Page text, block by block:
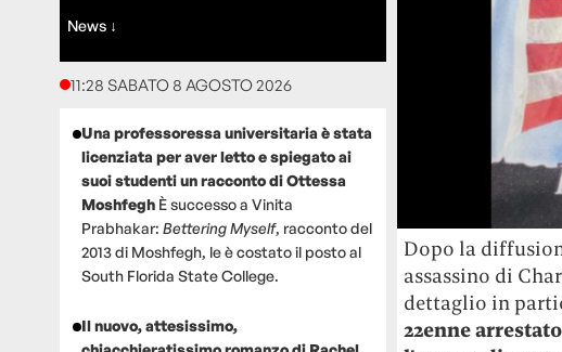
News ↓
11:28 SABATO 8 AGOSTO 2026
Una professoressa universitaria è stata
licenziata per aver letto e spiegato ai
suoi studenti un racconto di Ottessa
Moshfegh È successo a Vinita
Prabhakar: Bettering Myself, racconto del
2013 di Moshfegh, le è costato il posto al
South Florida State College.
Il nuovo, attesissimo,
Dopo la
assassino di
dettaglio in
22enne